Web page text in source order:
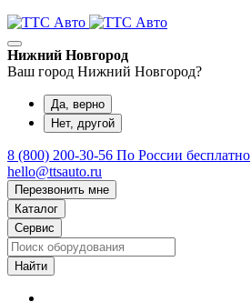
Нижний Новгород
Ваш город Нижний Новгород?
Да, верно
Нет, другой
8 (800) 200-30-56 По России бесплатно
hello@ttsauto.ru
Перезвонить мне
Каталог
Сервис